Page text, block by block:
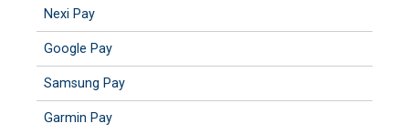
Nexi Pay
Google Pay
Samsung Pay
Garmin Pay